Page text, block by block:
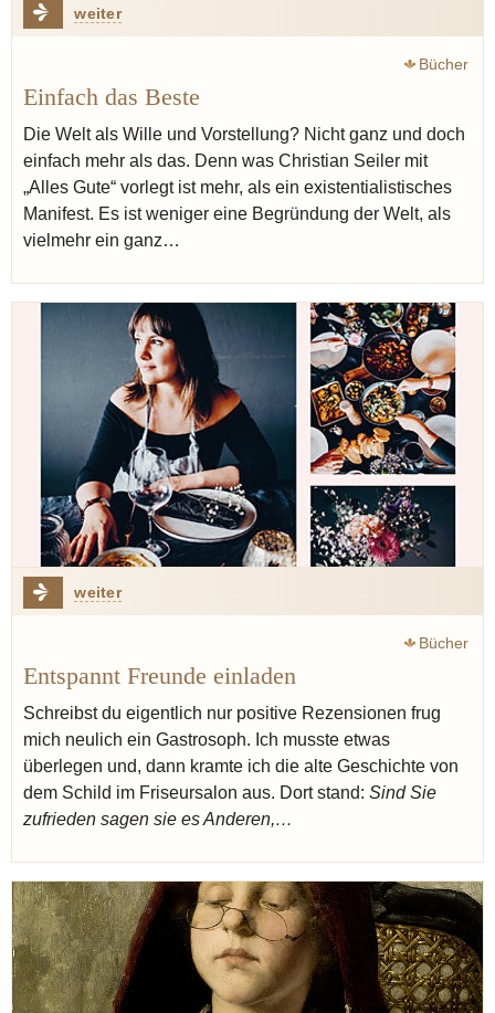
weiter
Bücher
Einfach das Beste
Die Welt als Wille und Vorstellung? Nicht ganz und doch
einfach mehr als das. Denn was Christian Seiler mit
„Alles Gute“ vorlegt ist mehr, als ein existentialistisches
Manifest. Es ist weniger eine Begründung der Welt, als
vielmehr ein ganz…
weiter
Bücher
Entspannt Freunde einladen
Schreibst du eigentlich nur positive Rezensionen frug
mich neulich ein Gastrosoph. Ich musste etwas
überlegen und, dann kramte ich die alte Geschichte von
dem Schild im Friseursalon aus. Dort stand: Sind Sie
zufrieden sagen sie es Anderen,…